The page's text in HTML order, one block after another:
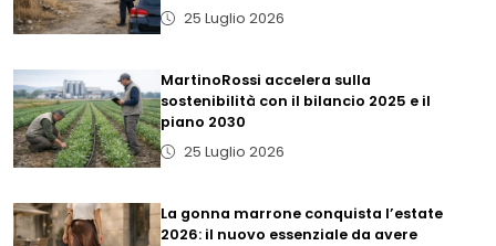
25 Luglio 2026
MartinoRossi accelera sulla
sostenibilità con il bilancio 2025 e il
piano 2030
25 Luglio 2026
La gonna marrone conquista l’estate
2026: il nuovo essenziale da avere